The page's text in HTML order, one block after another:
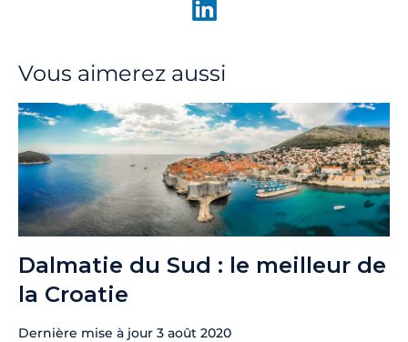
Vous aimerez aussi
Dalmatie du Sud : le meilleur de
la Croatie
Dernière mise à jour 3 août 2020